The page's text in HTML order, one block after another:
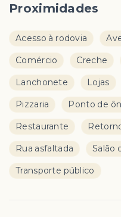
Proximidades
Acesso à rodovia
Comércio Creche
Lanchonete Lojas
Pizzaria Ponto de
Restaurante
Rua asfaltada Salão
Transporte público